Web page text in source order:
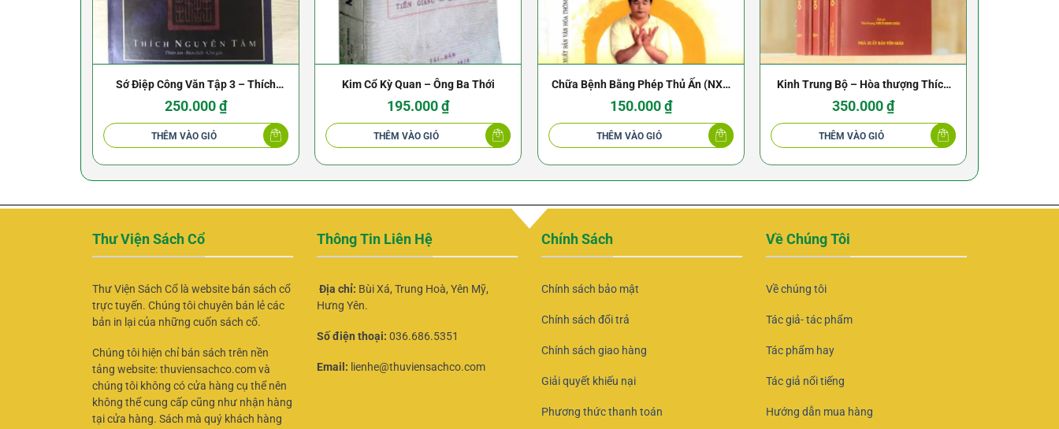
Sớ Điệp Công Văn Tập 3 – Thích
Nguyên Tâm – Phần Điệp
250.000₫
THÊM VÀO GIỎ
Kim Cổ Kỳ Quan – Ông Ba Thới
195.000₫
THÊM VÀO GIỎ
Chữa Bệnh Bằng Phép Thủ Ấn (NXB
Văn Hóa Thông Tin 2012) – Gertrude
Hirschi
150.000₫
THÊM VÀO GIỎ
Kinh Trung Bộ – Hòa thượng Thích
Minh Châu
350.000₫
THÊM VÀO GIỎ
Thư Viện Sách Cổ
Thư Viện Sách Cổ là website bán sách cổ
trực tuyến. Chúng tôi chuyên bán lẻ các
bản in lại của những cuốn sách cổ.
Chúng tôi hiện chỉ bán sách trên nền
tảng website: thuviensachco.com và
chúng tôi không có cửa hàng cụ thể nên
không thể cung cấp cũng như nhận hàng
tại cửa hàng. Sách mà quý khách hàng
Thông Tin Liên Hệ
Địa chỉ: Bùi Xá, Trung Hoà, Yên Mỹ,
Hưng Yên.
Số điện thoại: 036.686.5351
Email: lienhe@thuviensachco.com
Chính Sách
Chính sách bảo mật
Chính sách đổi trả
Chính sách giao hàng
Giải quyết khiếu nại
Phương thức thanh toán
Về Chúng Tôi
Về chúng tôi
Tác giả- tác phẩm
Tác phẩm hay
Tác giả nổi tiếng
Hướng dẫn mua hàng